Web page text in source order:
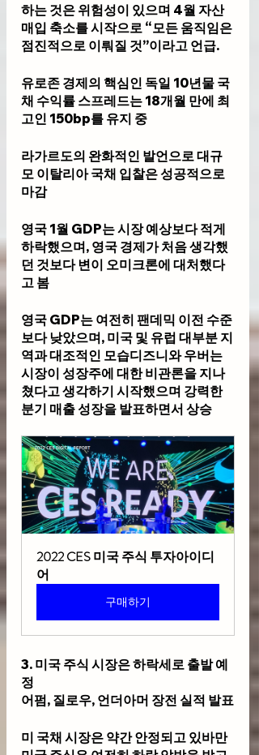
하는 것은 위험성이 있으며 4월 자산
매입 축소를 시작으로 “모든 움직임은
점진적으로 이뤄질 것”이라고 언급.
유로존 경제의 핵심인 독일 10년물 국
채 수익률 스프레드는 18개월 만에 최
고인 150bp를 유지 중
라가르도의 완화적인 발언으로 대규
모 이탈리아 국채 입찰은 성공적으로
마감
영국 1월 GDP는 시장 예상보다 적게
하락했으며, 영국 경제가 처음 생각했
던 것보다 변이 오미크론에 대처했다
고 봄
영국 GDP는 여전히 팬데믹 이전 수준
보다 낮았으며, 미국 및 유럽 대부분 지
역과 대조적인 모습디즈니와 우버는
시장이 성장주에 대한 비관론을 지나
쳤다고 생각하기 시작했으며 강력한
분기 매출 성장을 발표하면서 상승
2022 CES 미국 주식 투자아이디
어
구매하기
3. 미국 주식 시장은 하락세로 출발 예
정
어펌, 질로우, 언더아머 장전 실적 발표
미 국채 시장은 약간 안정되고 있바만